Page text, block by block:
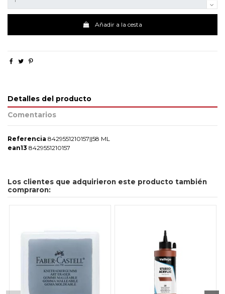
Añadir a la cesta
Detalles del producto
Comentarios
Referencia 8429551210157||58 ML
ean13 8429551210157
Los clientes que adquirieron este producto también
compraron: